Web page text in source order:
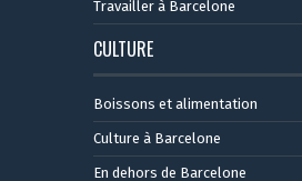
Travailler à Barcelone
CULTURE
Boissons et alimentation
Culture à Barcelone
En dehors de Barcelone